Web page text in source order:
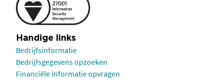
Handige links
Bedrijfsinformatie
Bedrijfsgegevens opzoeken
Financiële informatie opvragen